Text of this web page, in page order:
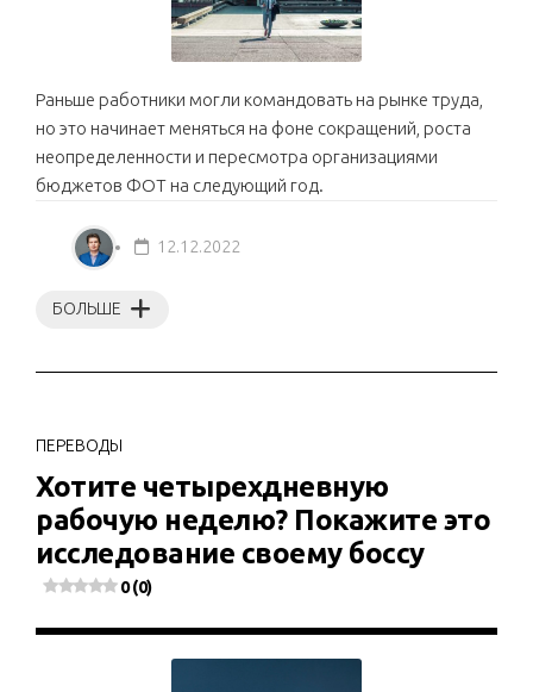
Раньше работники могли командовать на рынке труда,
но это начинает меняться на фоне сокращений, роста
неопределенности и пересмотра организациями
бюджетов ФОТ на следующий год.
БОЛЬШЕ
12.12.2022
ПЕРЕВОДЫ
Хотите четырехдневную
рабочую неделю? Покажите это
исследование своему боссу
0 (0)